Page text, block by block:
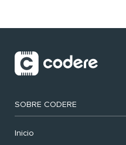
SOBRE CODERE
Inicio